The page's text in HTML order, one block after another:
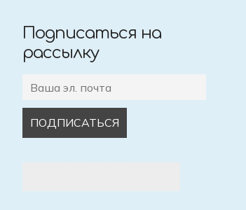
Подписаться на
рассылку